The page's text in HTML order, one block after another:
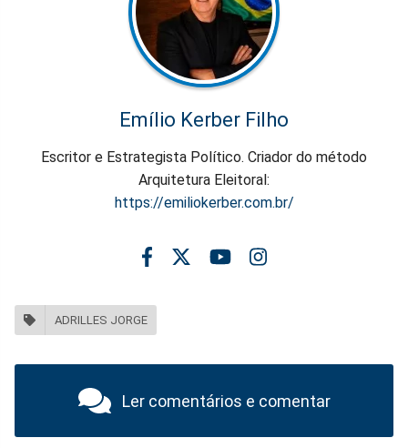
Emílio Kerber Filho
Escritor e Estrategista Político. Criador do método
Arquitetura Eleitoral:
https://emiliokerber.com.br/
ADRILLES JORGE
Ler comentários e comentar